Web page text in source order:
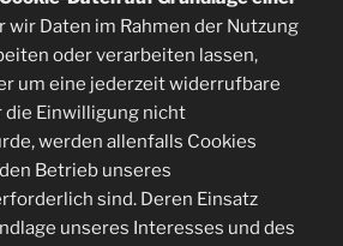
wir Daten im Rahmen der Nutzung
oder verarbeiten lassen,
um eine jederzeit widerrufbare
die Einwilligung nicht
werden allenfalls Cookies
Betrieb unseres
sind. Deren Einsatz
unseres Interesses und des